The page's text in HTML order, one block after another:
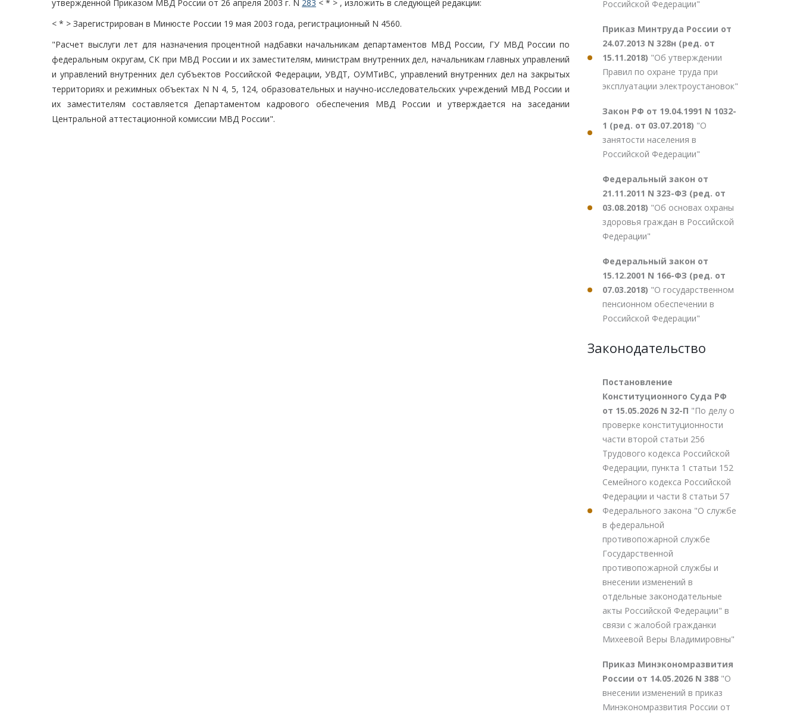
утвержденной Приказом МВД России от 26 апреля 2003 г. N 283 < * > , изложить в следующей редакции:
< * > Зарегистрирован в Минюсте России 19 мая 2003 года, регистрационный N 4560.
"Расчет выслуги лет для назначения процентной надбавки начальникам департаментов МВД России, ГУ МВД России по
федеральным округам, СК при МВД России и их заместителям, министрам внутренних дел, начальникам главных управлений
и управлений внутренних дел субъектов Российской Федерации, УВДТ, ОУМТиВС, управлений внутренних дел на закрытых
территориях и режимных объектах N N 4, 5, 124, образовательных и научно-исследовательских учреждений МВД России и
их заместителям составляется Департаментом кадрового обеспечения МВД России и утверждается на заседании
Центральной аттестационной комиссии МВД России".
Российской Федерации"
Приказ Минтруда России от
24.07.2013 N 328н (ред. от
15.11.2018) "Об утверждении
Правил по охране труда при
эксплуатации электроустановок"
Закон РФ от 19.04.1991 N 1032-
1 (ред. от 03.07.2018) "О
занятости населения в
Российской Федерации"
Федеральный закон от
21.11.2011 N 323-ФЗ (ред. от
03.08.2018) "Об основах охраны
здоровья граждан в Российской
Федерации"
Федеральный закон от
15.12.2001 N 166-ФЗ (ред. от
07.03.2018) "О государственном
пенсионном обеспечении в
Российской Федерации"
Законодательство
Постановление
Конституционного Суда РФ
от 15.05.2026 N 32-П "По делу о
проверке конституционности
части второй статьи 256
Трудового кодекса Российской
Федерации, пункта 1 статьи 152
Семейного кодекса Российской
Федерации и части 8 статьи 57
Федерального закона "О службе
в федеральной
противопожарной службе
Государственной
противопожарной службы и
внесении изменений в
отдельные законодательные
акты Российской Федерации" в
связи с жалобой гражданки
Михеевой Веры Владимировны"
Приказ Минэкономразвития
России от 14.05.2026 N 388 "О
внесении изменений в приказ
Минэкономразвития России от